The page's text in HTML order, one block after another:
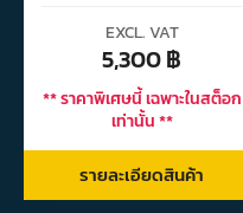
EXCL. VAT
5,300฿
** ราคาพิเศษนี้ เฉพาะในสต็อก
เท่านั้น **
รายละเอียดสินค้า